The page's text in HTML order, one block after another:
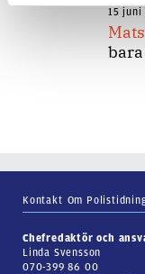
15 juni
Kontakt Om
Chefredaktör och
Linda Svensson
070-399 86 00